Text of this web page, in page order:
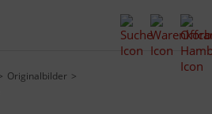
Originalbilder